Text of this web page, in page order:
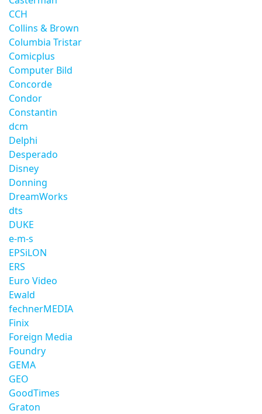
CCH
Collins & Brown
Columbia Tristar
Comicplus
Computer Bild
Concorde
Condor
Constantin
dcm
Delphi
Desperado
Disney
Donning
DreamWorks
dts
DUKE
e-m-s
EPSiLON
ERS
Euro Video
Ewald
fechnerMEDIA
Finix
Foreign Media
Foundry
GEMA
GEO
GoodTimes
Graton